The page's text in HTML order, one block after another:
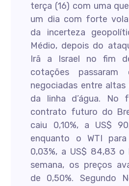
terça (16) com uma
um dia com forte
da incerteza
Médio, depois do
Irã a Israel no fim
cotações
negociadas entre
da linha d’água. No
contrato futuro do
caiu 0,10%, a US$
enquanto o WTI
0,03%, a US$ 84,83 o
semana, os preços
de 0,50%. Segundo